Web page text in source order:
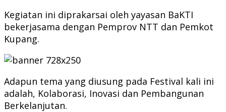
Kegiatan ini diprakarsai oleh yayasan BaKTI
bekerjasama dengan Pemprov NTT dan Pemkot
Kupang.
Adapun tema yang diusung pada Festival kali ini
adalah, Kolaborasi, Inovasi dan Pembangunan
Berkelanjutan.